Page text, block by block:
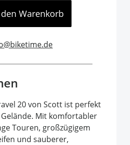
Warenkorb
20 von Scott ist perfekt
Mit komfortabler
Touren, großzügigem
und sauberer,